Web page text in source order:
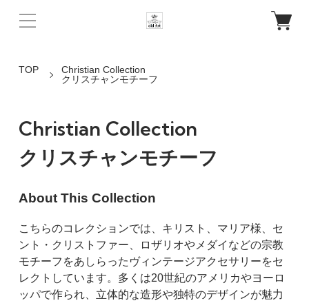
TOP
Christian Collection
クリスチャンモチーフ
Christian Collection
クリスチャンモチーフ
About This Collection
こちらのコレクションでは、キリスト、マリア様、セ
ント・クリストファー、ロザリオやメダイなどの宗教
モチーフをあしらったヴィンテージアクセサリーをセ
レクトしています。多くは20世紀のアメリカやヨーロ
ッパで作られ、立体的な造形や独特のデザインが魅力